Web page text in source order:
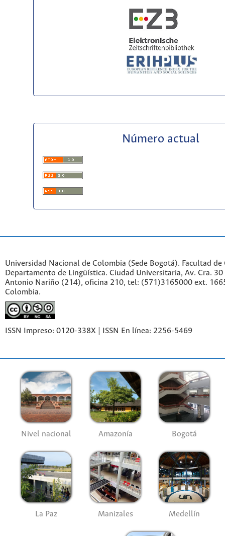
Número actual
Universidad Nacional de Colombia (Sede Bogotá). Facultad de
Departamento de Lingüística. Ciudad Universitaria, Av. Cra.
Antonio Nariño (214), oficina 210, tel: (571)3165000 ext.
Colombia.
ISSN Impreso: 0120-338X | ISSN En línea: 2256-5469
Nivel nacional Amazonía Bogotá
La Paz Manizales Medellín